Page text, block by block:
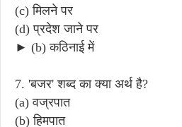
(c) मिलने पर
(d) प्रदेश जाने पर
► (b) कठिनाई में
7. 'बजर' शब्द का क्या अर्थ है?
(a) वज्रपात
(b) हिमपात